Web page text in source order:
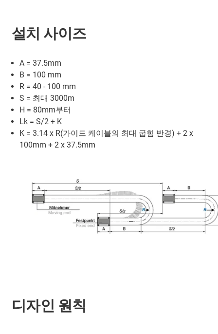
설치 사이즈
A = 37.5mm
B = 100 mm
R = 40 - 100 mm
S = 최대 3000m
H = 80mm부터
Lk = S/2 + K
K = 3.14 x R(가이드 케이블의 최대 굽힘 반경) + 2 x
100mm + 2 x 37.5mm
디자인 원칙